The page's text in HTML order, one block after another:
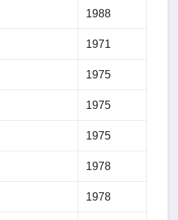
1988
1971
1975
1975
1975
1978
1978